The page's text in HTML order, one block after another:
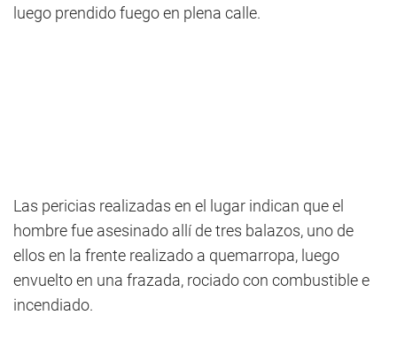
luego prendido fuego en plena calle.
Las pericias realizadas en el lugar indican que el
hombre fue asesinado allí de tres balazos, uno de
ellos en la frente realizado a quemarropa, luego
envuelto en una frazada, rociado con combustible e
incendiado.